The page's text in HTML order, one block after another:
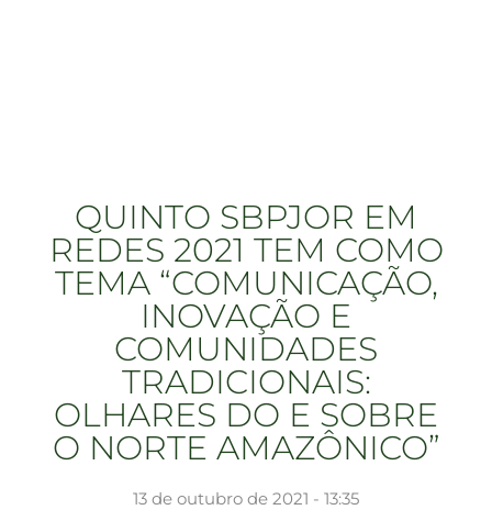
QUINTO SBPJOR EM
REDES 2021 TEM COMO
TEMA “COMUNICAÇÃO,
INOVAÇÃO E
COMUNIDADES
TRADICIONAIS:
OLHARES DO E SOBRE
O NORTE AMAZÔNICO”
13 de outubro de 2021 - 13:35